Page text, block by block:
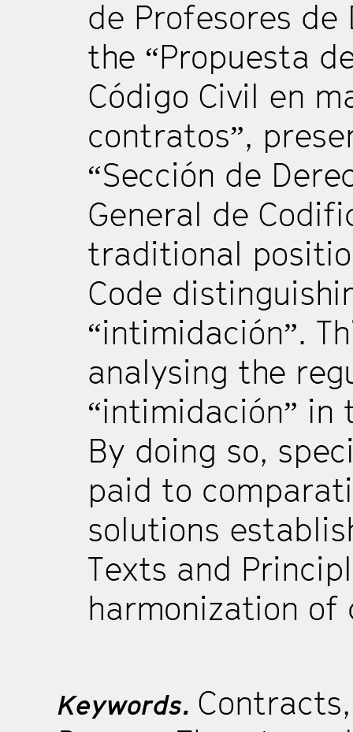
de Profesores de
the “Propuesta
Código Civil en
contratos”,
“Sección de
General de
traditional
Code
“intimidación”.
analysing the
“intimidación” in
By doing so,
paid to
solutions
Texts and
harmonization
Keywords. Contracts